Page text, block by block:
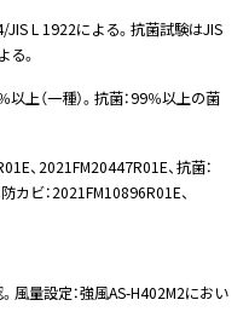
JIS L 1922による。抗菌試験はJIS
。
上（一種）。抗菌：99％以上の菌
、2021FM20447R01E、抗菌：
カビ：2021FM10896R01E、
風量設定：強風AS-H402M2におい